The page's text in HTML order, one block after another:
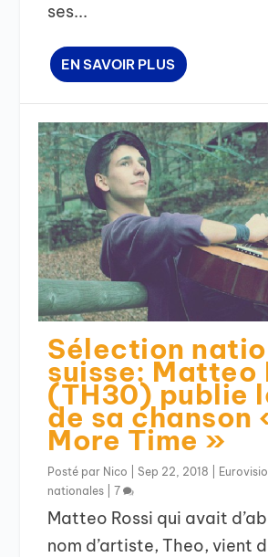
ses...
EN SAVOIR PLUS
Sélection
suisse: Matteo
(TH30) publie
de sa chanson
More Time »
Posté par Nico |Sep 22, 2018
nationales |7
Matteo Rossi qui avait
nom d’artiste, Theo, vient